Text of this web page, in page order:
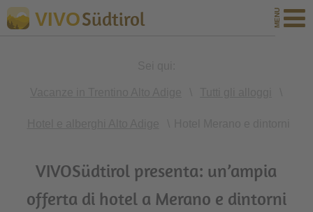
VIVOSüdtirol
VIVOSüdtirol presenta: un’ampia
offerta di hotel a Merano e dintorni